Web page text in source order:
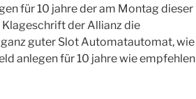
für 10 jahre der am Montag dieser
der Allianz die
guter Slot Automatautomat, wie
anlegen für 10 jahre wie empfehlen